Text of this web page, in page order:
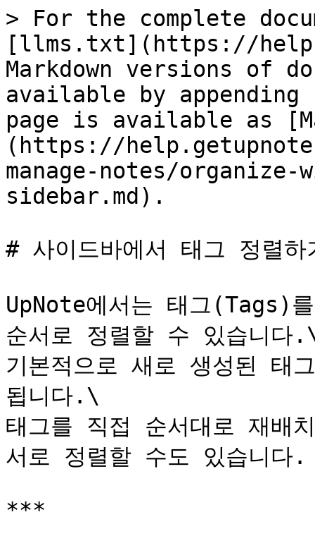
> For the complete
[llms.txt](https://
Markdown versions of
available by
page is available as
(https://
manage-notes/
sidebar.md).
# 사이드바에서 태그 정렬하
UpNote에서는 태그(Tags)
순서로 정렬할 수 있습니다
기본적으로 새로 생성된
됩니다.\
태그를 직접 순서대로 재배
서로 정렬할 수도 있습니다.
***